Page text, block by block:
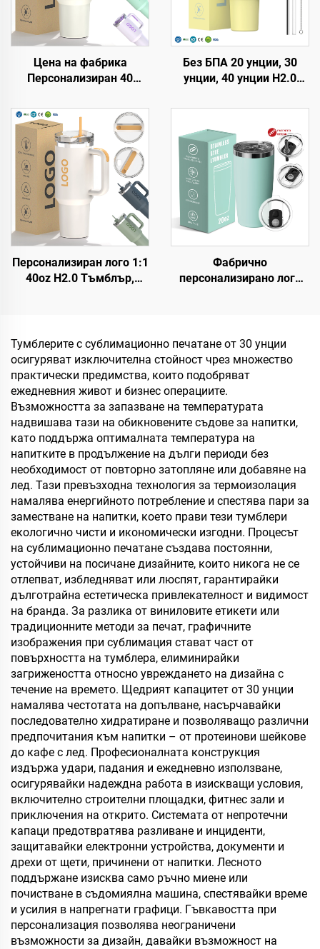
Цена на фабрика
Персонализиран 40
термоизолация,
многократно използван,
неръждаема стомана,
двойна стена, пътуващ
тъмблър бутилка с
дръжка и капак със
слама
Без БПА 20 унции, 30
унции, 40 унции H2.0
сламка, капак с 3
позиции за пътуване,
термоизолирана чаша от
неръждаема стомана
Персонализиран лого 1:1
40oz H2.0 Тъмблър,
със сламка за
Валентинов ден и
къмпинг
Фабрично
персонализирано лого
капак 20oz неръждаема
стомана термоси чаша
Тумблерите с сублимационно печатане от 30 унции
осигуряват изключителна стойност чрез множество
практически предимства, които подобряват
ежедневния живот и бизнес операциите.
Възможността за запазване на температурата
надвишава тази на обикновените съдове за напитки,
като поддържа оптималната температура на
напитките в продължение на дълги периоди без
необходимост от повторно затопляне или добавяне на
лед. Тази превъзходна технология за термоизолация
намалява енергийното потребление и спестява пари за
заместване на напитки, което прави тези тумблери
екологично чисти и икономически изгодни. Процесът
на сублимационно печатане създава постоянни,
устойчиви на посичане дизайните, които никога не се
отлепват, избледняват или люспят, гарантирайки
дълготрайна естетическа привлекателност и видимост
на бранда. За разлика от виниловите етикети или
традиционните методи за печат, графичните
изображения при сублимация стават част от
повърхността на тумблера, елиминирайки
загрижеността относно увреждането на дизайна с
течение на времето. Щедрият капацитет от 30 унции
намалява честотата на допълване, насърчавайки
последователно хидратиране и позволяващо различни
предпочитания към напитки – от протеинови шейкове
до кафе с лед. Професионалната конструкция
издържа удари, падания и ежедневно използване,
осигурявайки надеждна работа в изискващи условия,
включително строителни площадки, фитнес зали и
приключения на открито. Системата от непротечни
капаци предотвратява разливане и инциденти,
защитавайки електронни устройства, документи и
дрехи от щети, причинени от напитки. Лесното
поддържане изисква само ръчно миене или
почистване в съдомиялна машина, спестявайки време
и усилия в напрегнати графици. Гъвкавостта при
персонализация позволява неограничени
възможности за дизайн, давайки възможност на